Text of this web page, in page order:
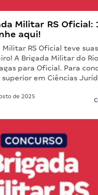
Militar RS Oficial:
aqui!
Militar RS Oficial teve
A Brigada Militar do
para Oficial. Para
em Ciências
de 2025